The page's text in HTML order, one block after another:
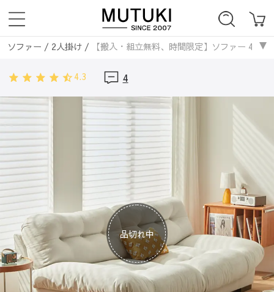
ソファー / 2人掛け/
【搬入・組立無料、時間限定】ソファー 4人
4.3
4
品切れ中